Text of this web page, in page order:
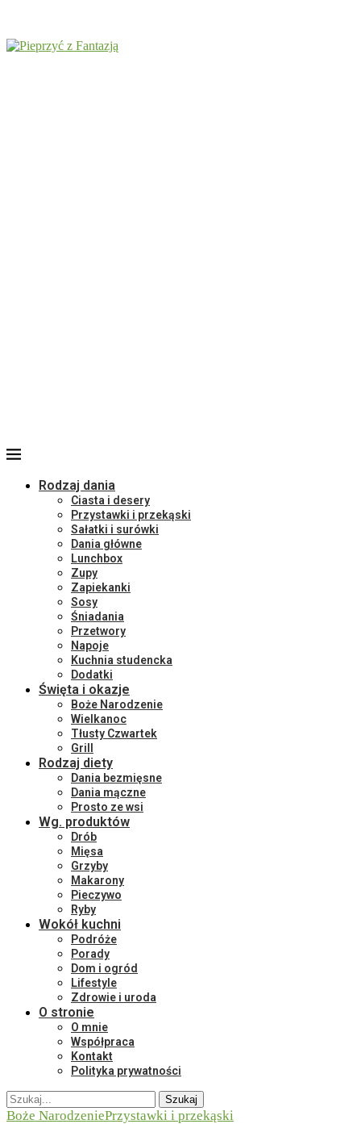
Rodzaj dania
Ciasta i desery
Przystawki i przekąski
Sałatki i surówki
Dania główne
Lunchbox
Zupy
Zapiekanki
Sosy
Śniadania
Przetwory
Napoje
Kuchnia studencka
Dodatki
Święta i okazje
Boże Narodzenie
Wielkanoc
Tłusty Czwartek
Grill
Rodzaj diety
Dania bezmięsne
Dania mączne
Prosto ze wsi
Wg. produktów
Drób
Mięsa
Grzyby
Makarony
Pieczywo
Ryby
Wokół kuchni
Podróże
Porady
Dom i ogród
Lifestyle
Zdrowie i uroda
O stronie
O mnie
Współpraca
Kontakt
Polityka prywatności
Szukaj
Boże NarodzeniePrzystawki i przekąski